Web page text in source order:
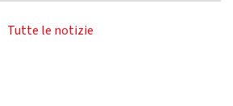
Tutte le notizie